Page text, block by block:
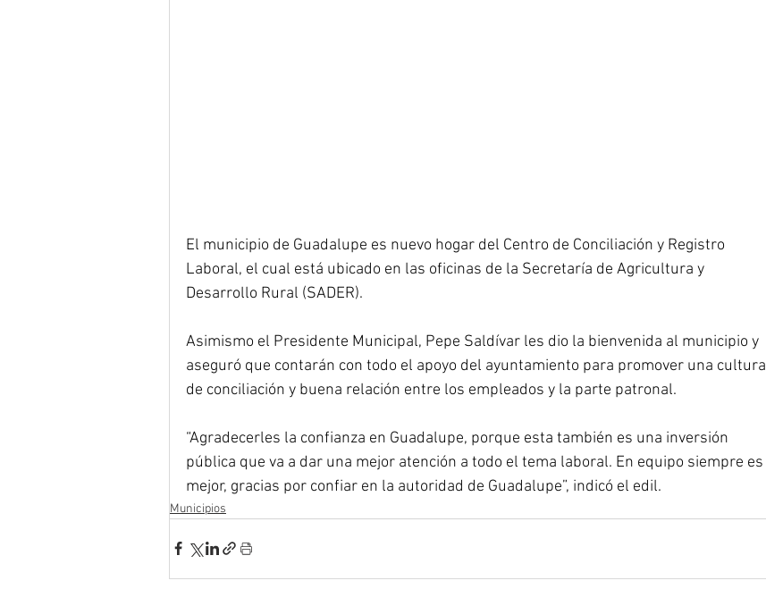
El municipio de Guadalupe es nuevo hogar del Centro de Conciliación y Registro
Laboral, el cual está ubicado en las oficinas de la Secretaría de Agricultura y
Desarrollo Rural (SADER).
Asimismo el Presidente Municipal, Pepe Saldívar les dio la bienvenida al municipio y
aseguró que contarán con todo el apoyo del ayuntamiento para promover una cultura
de conciliación y buena relación entre los empleados y la parte patronal.
“Agradecerles la confianza en Guadalupe, porque esta también es una inversión
pública que va a dar una mejor atención a todo el tema laboral. En equipo siempre es
mejor, gracias por confiar en la autoridad de Guadalupe”, indicó el edil.
Municipios